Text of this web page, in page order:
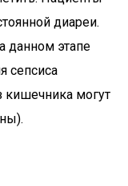
диареи.
данном этапе
сепсиса
кишечника могут